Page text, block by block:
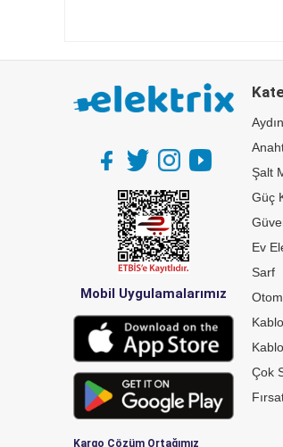
Mobil Uygulamalarımız
Kargo Çözüm Ortağımız
Şalt
Güç
Ev
Sarf
Kablo
Çok